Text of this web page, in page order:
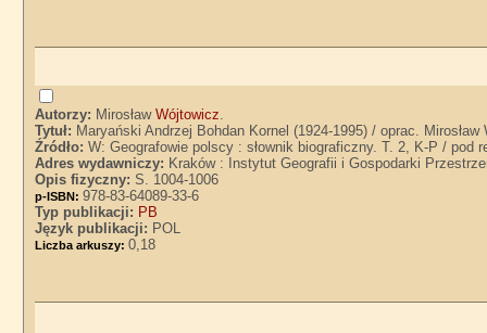
Autorzy: MirosławWójtowicz.
Tytuł: Maryański Andrzej Bohdan Kornel (1924-1995) / oprac. Mirosław
Źródło:W: Geografowie polscy : słownik biograficzny. T. 2, K-P / pod
Adres wydawniczy: Kraków : Instytut Geografii i Gospodarki
Opis fizyczny:S. 1004-1006
p-ISBN:978-83-64089-33-6
Typ publikacji: PB
Język publikacji: POL
Liczba arkuszy:0,18